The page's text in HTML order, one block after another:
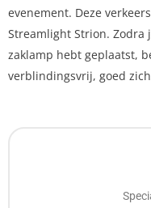
evenement. Deze
Streamlight Strion. Zodra
zaklamp hebt geplaatst,
verblindingsvrij, goed